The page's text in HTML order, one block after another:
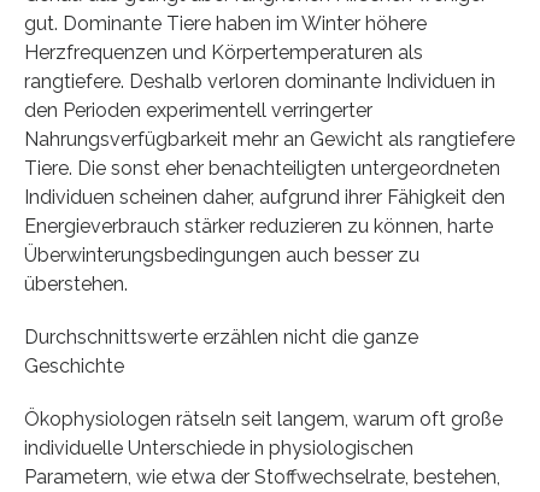
gut. Dominante Tiere haben im Winter höhere
Herzfrequenzen und Körpertemperaturen als
rangtiefere. Deshalb verloren dominante Individuen in
den Perioden experimentell verringerter
Nahrungsverfügbarkeit mehr an Gewicht als rangtiefere
Tiere. Die sonst eher benachteiligten untergeordneten
Individuen scheinen daher, aufgrund ihrer Fähigkeit den
Energieverbrauch stärker reduzieren zu können, harte
Überwinterungsbedingungen auch besser zu
überstehen.
Durchschnittswerte erzählen nicht die ganze
Geschichte
Ökophysiologen rätseln seit langem, warum oft große
individuelle Unterschiede in physiologischen
Parametern, wie etwa der Stoffwechselrate, bestehen,